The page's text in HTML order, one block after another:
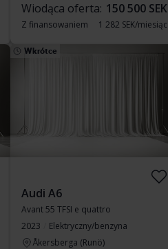
Wiodąca oferta: 150 500 SEK
Z finansowaniem 1 282 SEK/miesiąc
Wkrótce
Audi A6
Avant 55 TFSI e quattro
2023
Elektryczny/benzyna
Åkersberga (Runö)